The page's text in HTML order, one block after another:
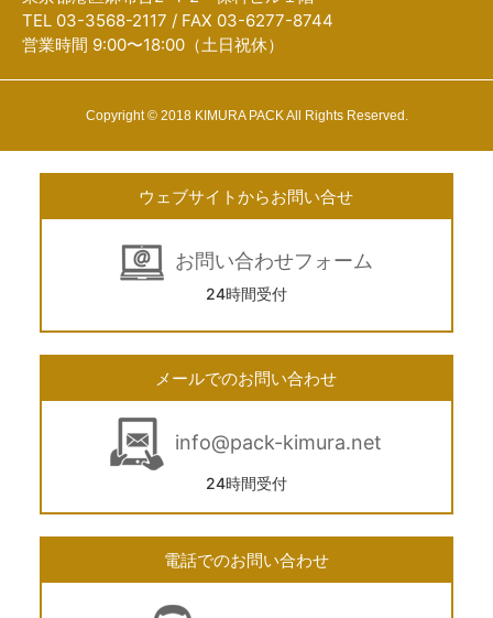
TEL 03-3568-2117 / FAX 03-6277-8744
営業時間 9:00〜18:00（土日祝休）
Copyright © 2018 KIMURA PACK All Rights Reserved.
ウェブサイトからお問い合せ
お問い合わせフォーム
24時間受付
メールでのお問い合わせ
info@pack-kimura.net
24時間受付
電話でのお問い合わせ